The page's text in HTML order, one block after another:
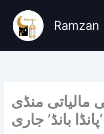
content
مالیاتی منڈی
بانڈ’ جاری